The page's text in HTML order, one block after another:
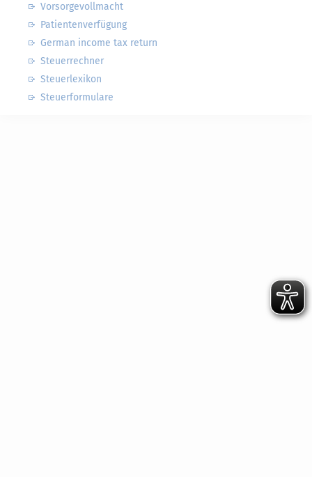
Vorsorgevollmacht
Patientenverfügung
German income tax return
Steuerrechner
Steuerlexikon
Steuerformulare